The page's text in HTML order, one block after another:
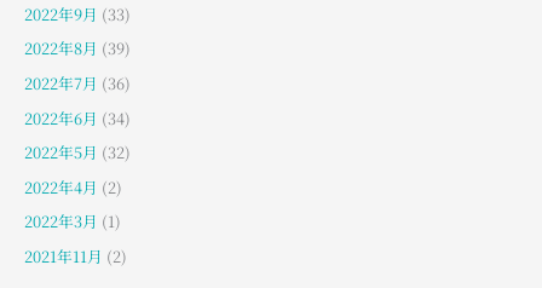
2022年9月 (33)
2022年8月 (39)
2022年7月 (36)
2022年6月 (34)
2022年5月 (32)
2022年4月 (2)
2022年3月 (1)
2021年11月 (2)